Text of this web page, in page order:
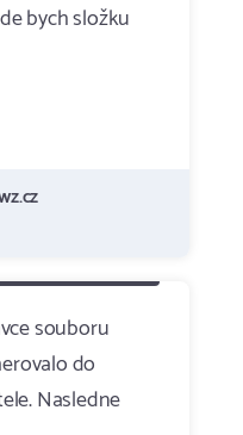
bych složku
souboru
do
Nasledne